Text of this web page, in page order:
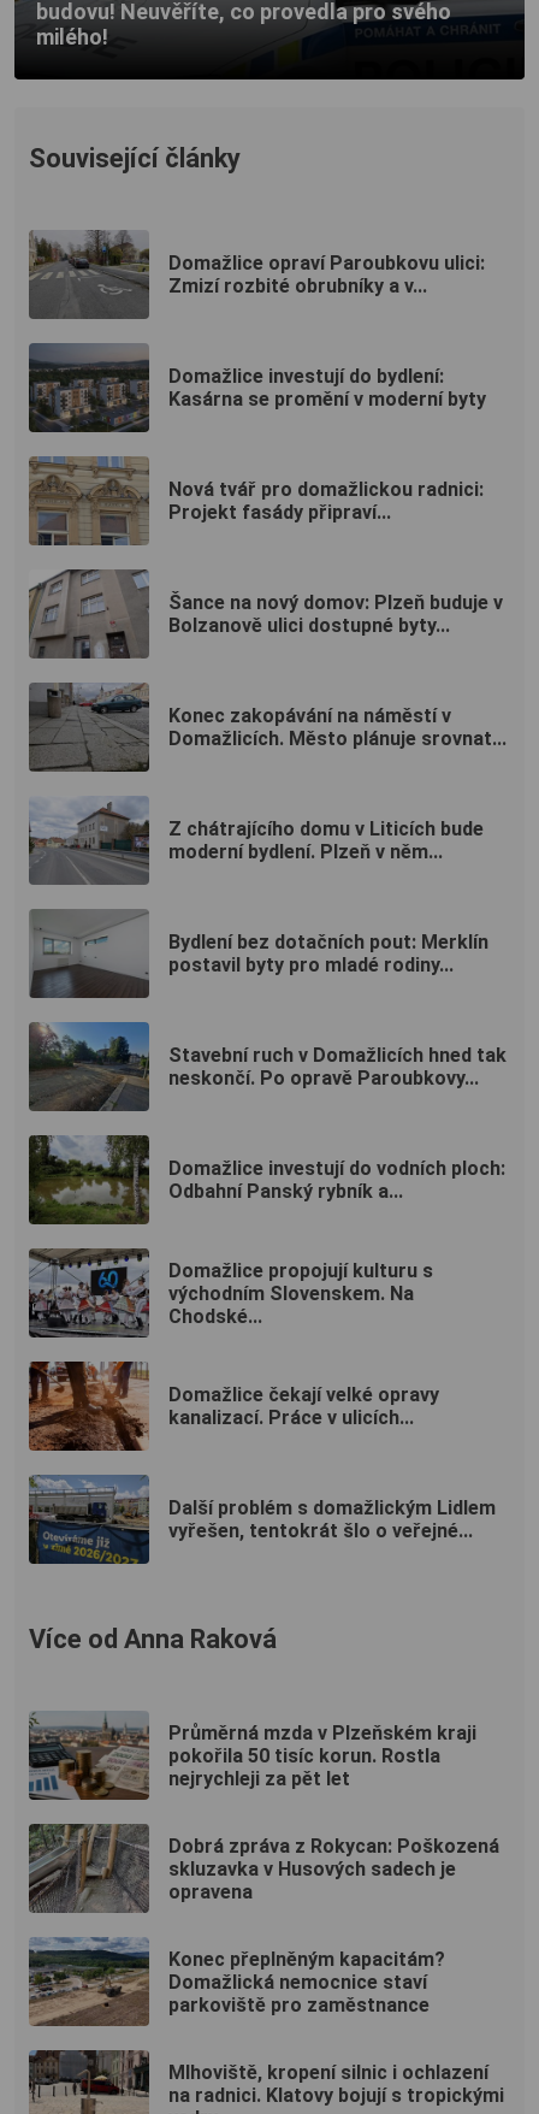
budovu! Neuvěříte, co provedla pro svého
milého!
Související články
Domažlice opraví Paroubkovu ulici:
Zmizí rozbité obrubníky a v...
Domažlice investují do bydlení:
Kasárna se promění v moderní byty
Nová tvář pro domažlickou radnici:
Projekt fasády připraví...
Šance na nový domov: Plzeň buduje v
Bolzanově ulici dostupné byty...
Konec zakopávání na náměstí v
Domažlicích. Město plánuje srovnat...
Z chátrajícího domu v Liticích bude
moderní bydlení. Plzeň v něm...
Bydlení bez dotačních pout: Merklín
postavil byty pro mladé rodiny...
Stavební ruch v Domažlicích hned tak
neskončí. Po opravě Paroubkovy...
Domažlice investují do vodních ploch:
Odbahní Panský rybník a...
Domažlice propojují kulturu s
východním Slovenskem. Na
Chodské...
Domažlice čekají velké opravy
kanalizací. Práce v ulicích...
Další problém s domažlickým Lidlem
vyřešen, tentokrát šlo o veřejné...
Více od Anna Raková
Průměrná mzda v Plzeňském kraji
pokořila 50 tisíc korun. Rostla
nejrychleji za pět let
Dobrá zpráva z Rokycan: Poškozená
skluzavka v Husových sadech je
opravena
Konec přeplněným kapacitám?
Domažlická nemocnice staví
parkoviště pro zaměstnance
Mlhoviště, kropení silnic i ochlazení
na radnici. Klatovy bojují s tropickými